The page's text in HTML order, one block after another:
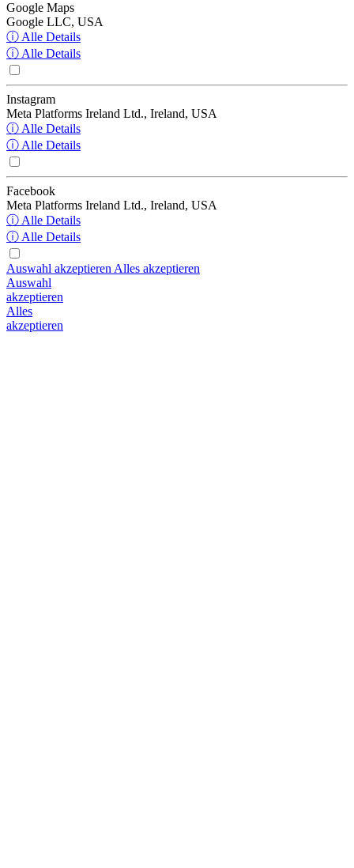
Google Maps
Google LLC, USA
ⓘ Alle Details
ⓘ Alle Details
Instagram
Meta Platforms Ireland Ltd., Ireland, USA
ⓘ Alle Details
ⓘ Alle Details
Facebook
Meta Platforms Ireland Ltd., Ireland, USA
ⓘ Alle Details
ⓘ Alle Details
Auswahl akzeptieren Alles akzeptieren
Auswahl
akzeptieren
Alles
akzeptieren